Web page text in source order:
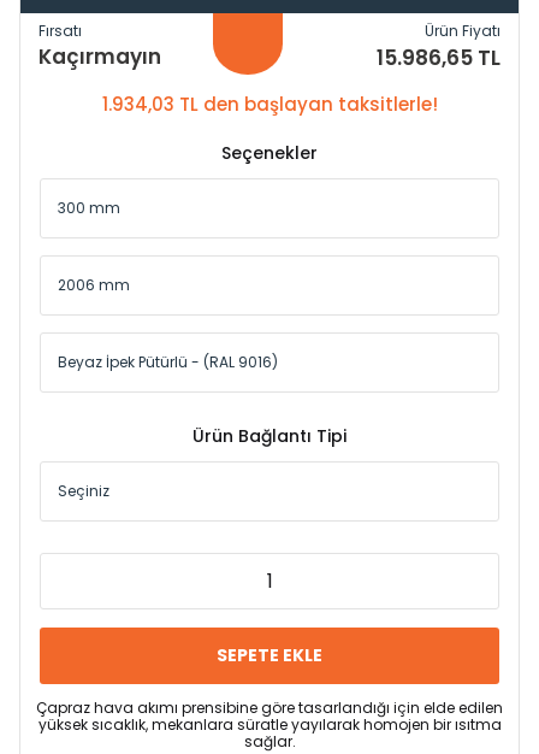
Fırsatı
Kaçırmayın
Ürün Fiyatı
15.986,65 TL
1.934,03 TL den başlayan taksitlerle!
Seçenekler
Ürün Bağlantı Tipi
SEPETE EKLE
Çapraz hava akımı prensibine göre tasarlandığı için elde edilen
yüksek sıcaklık, mekanlara süratle yayılarak homojen bir ısıtma
sağlar.